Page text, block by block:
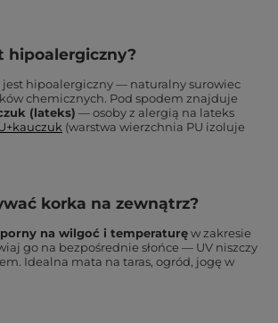
hipoalergiczny?
jest hipoalergiczny — naturalny surowiec
chemicznych. Pod spodem znajduje
(lateks) — osoby z alergią na lateks
(warstwa wierzchnia PU izoluje
korka na zewnątrz?
na wilgoć i temperaturęw zakresie
go na bezpośrednie słońce — UV niszczy
Idealna mata na taras, ogród, jogę w